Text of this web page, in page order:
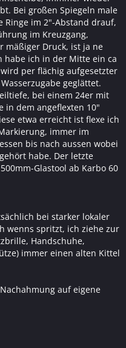
Bei großen Spiegeln male
Ringe im 2"-Abstand drauf,
im Kreuzgang,
mäßiger Druck, ist ja ne
habe ich in der Mitte ein ca
per flächig aufgesetzter
geglättet.
bei einem 24er mit
in dem angeflexten 10"
etwa erreicht ist flexe ich
immer im
bis nach aussen wobei
habe. Der letzte
Glastool ab Karbo 60
bei starker lokaler
wenns spritzt, ich ziehe zur
Handschuhe,
immer einen alten Kittel
auf eigene